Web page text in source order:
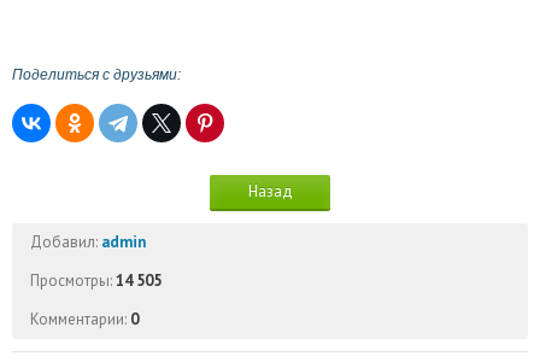
Поделиться с друзьями:
Назад
Добавил: admin
Просмотры:14 505
Комментарии: 0